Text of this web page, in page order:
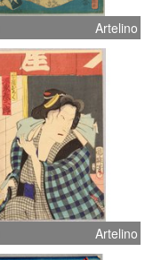
Artelino
Artelino